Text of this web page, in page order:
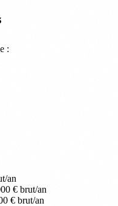
:
an
€ brut/an
€ brut/an